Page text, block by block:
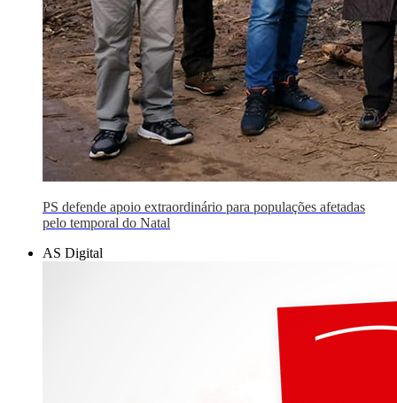
PS defende apoio extraordinário para populações afetadas
pelo temporal do Natal
AS Digital